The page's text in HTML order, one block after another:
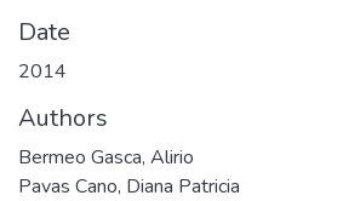
Date
2014
Authors
Bermeo Gasca, Alirio
Pavas Cano, Diana Patricia